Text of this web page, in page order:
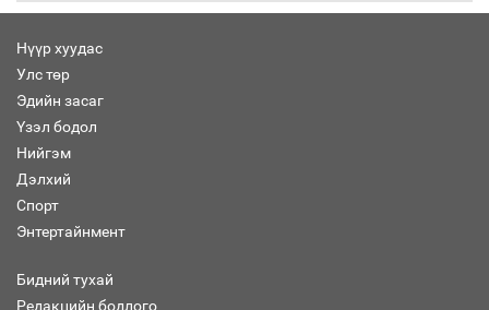
Нүүр хуудас
Улс төр
Эдийн засаг
Үзэл бодол
Нийгэм
Дэлхий
Спорт
Энтертайнмент
Бидний тухай
Редакцийн бодлого